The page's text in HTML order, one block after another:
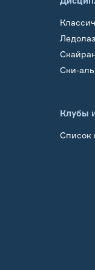
Ски-
Клубы
Список